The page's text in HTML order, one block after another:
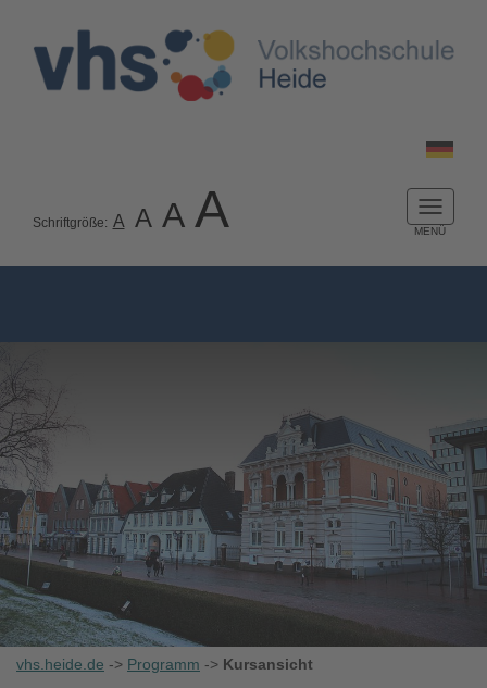
Schriftgröße: A A A A
vhs.heide.de -> Programm -> Kursansicht